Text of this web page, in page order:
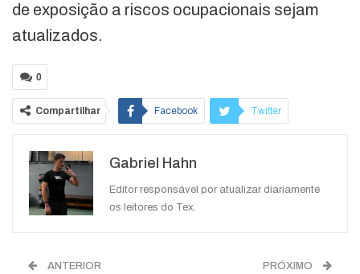
de exposição a riscos ocupacionais sejam
atualizados.
0
Compartilhar Facebook Twitter
WhatsApp
Gabriel Hahn
Editor responsável por atualizar diariamente
os leitores do Tex.
ANTERIOR PRÓXIMO